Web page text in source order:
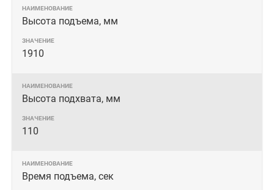
Высота подъема, мм
1910
Высота подхвата, мм
110
Время подъема, сек